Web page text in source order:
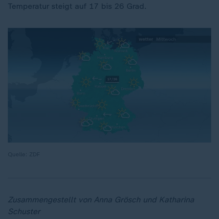
Temperatur steigt auf 17 bis 26 Grad.
Zusammengestellt von Anna Grösch und Katharina
Schuster